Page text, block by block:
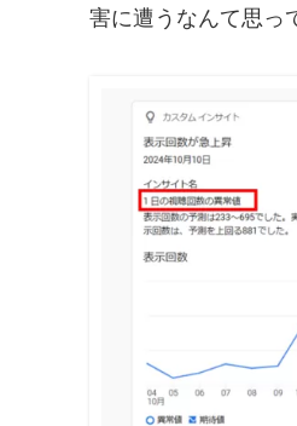
害に遭うなんて思っ